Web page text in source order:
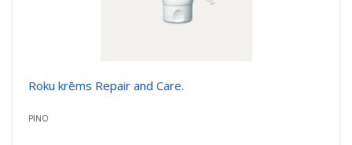
Roku krēms Repair and Care.
PINO